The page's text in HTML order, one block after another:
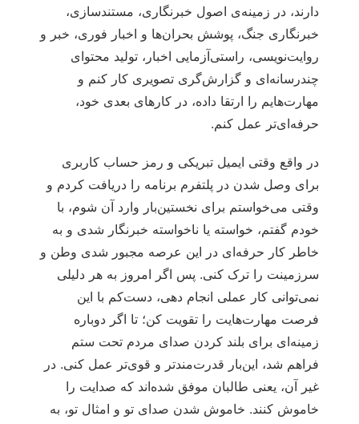
دارند، در زمینه‌ی اصول خبرنگاری، مستندسازی،
خبرنگاری جنگ، پوشش بحران‌ها و اخبار فوری، خبر و
روایت‌نویسی، راستی‌آزمایی اخبار، تولید محتوای
چندرسانه‌ای و گزارش‌گری تصویری کار کنم و
مهارت‌هایم را ارتقا داده، در کارهای بعدی خود،
حرفه‌ای‌تر عمل کنم.
در واقع وقتی ایمیل تبریکی و رمز حساب کاربری
برای وصل شدن در پلتفرم برنامه را دریافت کردم و
وقتی می‌خواستم برای نخستین‌بار وارد آن شوم، با
خودم گفتم، خواسته یا ناخواسته خبرنگار شدی و به
خاطر کار حرفه‌ای در این عرصه مجبور شدی وطن و
سرزمینت را ترک کنی. پس اگر امروز به هر دلیلی
نمی‌توانی کار عملی انجام دهی، دست‌کم با این
فرصت مهارت‌هایت را تقویت کن؛ تا اگر دوباره
زمینه‌ای برای بلند کردن صدای مردم تحت ستم
فراهم شد، این‌بار قدرت‌مندتر و قوی‌تر عمل کنی. در
غیر آن، یعنی طالبان موفق شده‌اند که صدایت را
خاموش کنند. خاموش شدن صدای تو و امثال تو، به